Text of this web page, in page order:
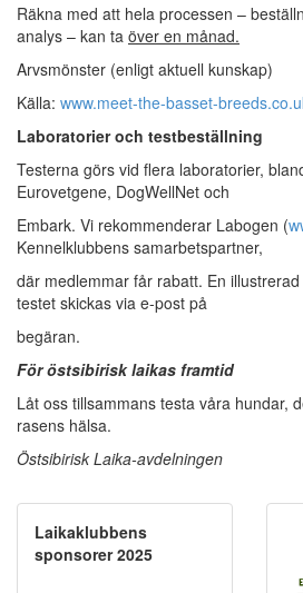
Räkna med att hela processen –
analys – kan ta över en månad.
Arvsmönster (enligt aktuell kunskap)
Källa: www.meet-the-basset-
Laboratorier och testbeställning
Testerna görs vid flera laboratorier,
Eurovetgene, DogWellNet och
Embark. Vi rekommenderar Labogen (
Kennelklubbens samarbetspartner,
där medlemmar får rabatt. En
testet skickas via e-post på
begäran.
För östsibirisk laikas framtid
Låt oss tillsammans testa våra hundar,
rasens hälsa.
Östsibirisk Laika-avdelningen
Laikaklubbens
sponsorer 2025